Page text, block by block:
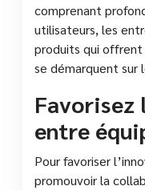
comprenant
utilisateurs, les
produits qui
se démarquent sur
entre
Pour favoriser
promouvoir la